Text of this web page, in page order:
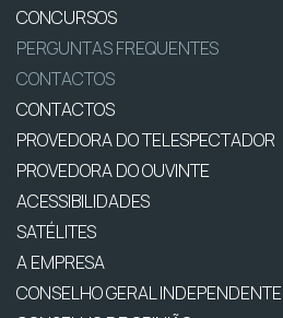
CONCURSOS
PERGUNTAS FREQUENTES
CONTACTOS
CONTACTOS
PROVEDORA DO TELESPECTADOR
PROVEDORA DO OUVINTE
ACESSIBILIDADES
SATÉLITES
A EMPRESA
CONSELHO GERAL INDEPENDENTE